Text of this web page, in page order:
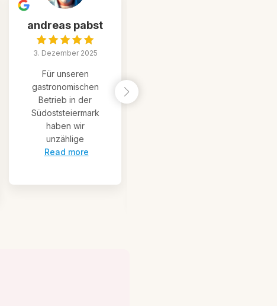
andreas pabst
3. Dezember 2025
Für unseren
gastronomischen
Betrieb in der
Südoststeiermark
haben wir
unzählige
Read more